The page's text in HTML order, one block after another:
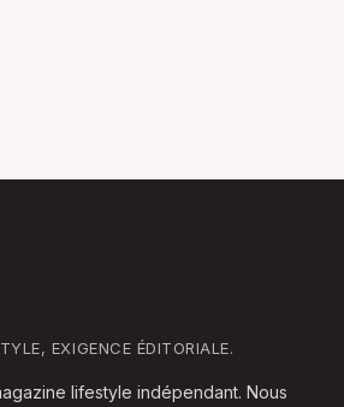
EXIGENCE ÉDITORIALE.
lifestyle indépendant. Nous